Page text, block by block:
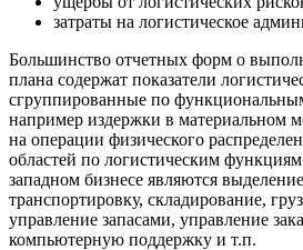
затраты на логистическое
Большинство отчетных форм о
плана содержат показатели
сгруппированные по
например издержки в материальном
на операции физического
областей по логистическим
западном бизнесе являются
транспортировку, складирование,
управление запасами, управление
компьютерную поддержку и т.п.